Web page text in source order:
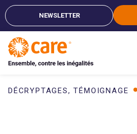
NEWSLETTER
DÉCRYPTAGES,TÉMOIGNAGE